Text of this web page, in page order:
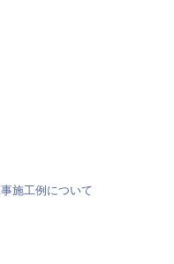
施工例について